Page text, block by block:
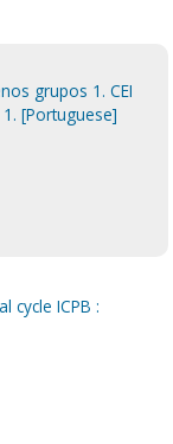
grupos 1. CEI
[Portuguese]
cycle ICPB :